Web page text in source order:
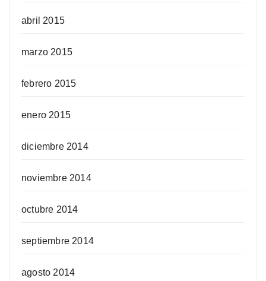
abril 2015
marzo 2015
febrero 2015
enero 2015
diciembre 2014
noviembre 2014
octubre 2014
septiembre 2014
agosto 2014